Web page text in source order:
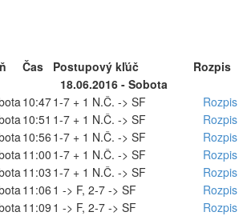
Čas Postupový kľúč Rozpis
18.06.2016 - Sobota
10:471-7 + 1 N.Č. -> SF Rozpis
10:51 1-7 + 1 N.Č. -> SF Rozpis
10:56 1-7 + 1 N.Č. -> SF Rozpis
11:00 1-7 + 1 N.Č. -> SF Rozpis
11:03 1-7 + 1 N.Č. -> SF Rozpis
11:06 1 -> F, 2-7 -> SF Rozpis
11:09 1 -> F, 2-7 -> SF Rozpis